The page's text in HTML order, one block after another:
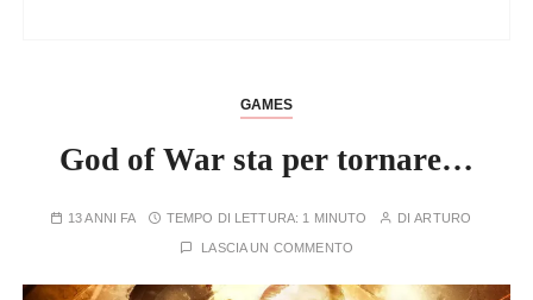
GAMES
God of War sta per tornare…
13 ANNI FA TEMPO DI LETTURA: 1 MINUTO DIARTURO
LASCIA UN COMMENTO